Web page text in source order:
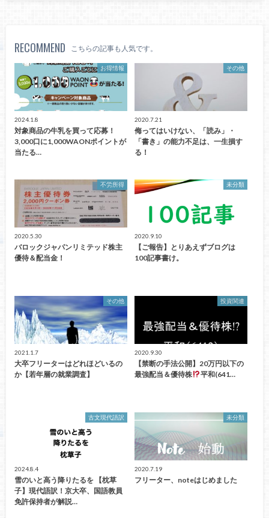
RECOMMEND こちらの記事も人気です。
お得情報
2024.1.8
対象商品の牛乳を買って応募！
3,000口に1,000WAONポイントが
当たる…
その他
2020.7.21
侮ってはいけない、「読み」・
「書き」の能力不足は、一生損す
る！
不労所得
2020.5.30
バロックジャパンリミテッド株主
優待＆配当金！
未分類
2020.9.10
【ご報告】とりあえずブログは
100記事書け。
その他
2021.1.7
大卒フリーターはどれほどいるの
か【若年層の就業調査】
投資関連
2020.9.30
【禁断の手法公開】20万円以下の
最強配当＆優待株
平和(641…
古文現代語訳
2024.8.4
雪のいと高う降りたるを 【枕草
子】現代語訳！京大卒、国語教員
免許保持者が解説…
未分類
2020.7.19
フリーター、noteはじめました